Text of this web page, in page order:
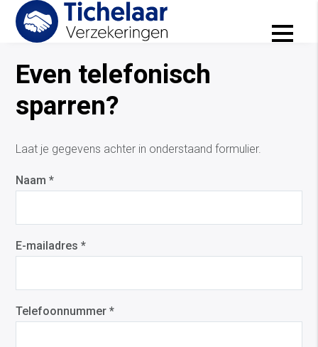
Contact
Even telefonisch
sparren?
Laat je gegevens achter in onderstaand formulier.
Naam *
E-mailadres *
Telefoonnummer *